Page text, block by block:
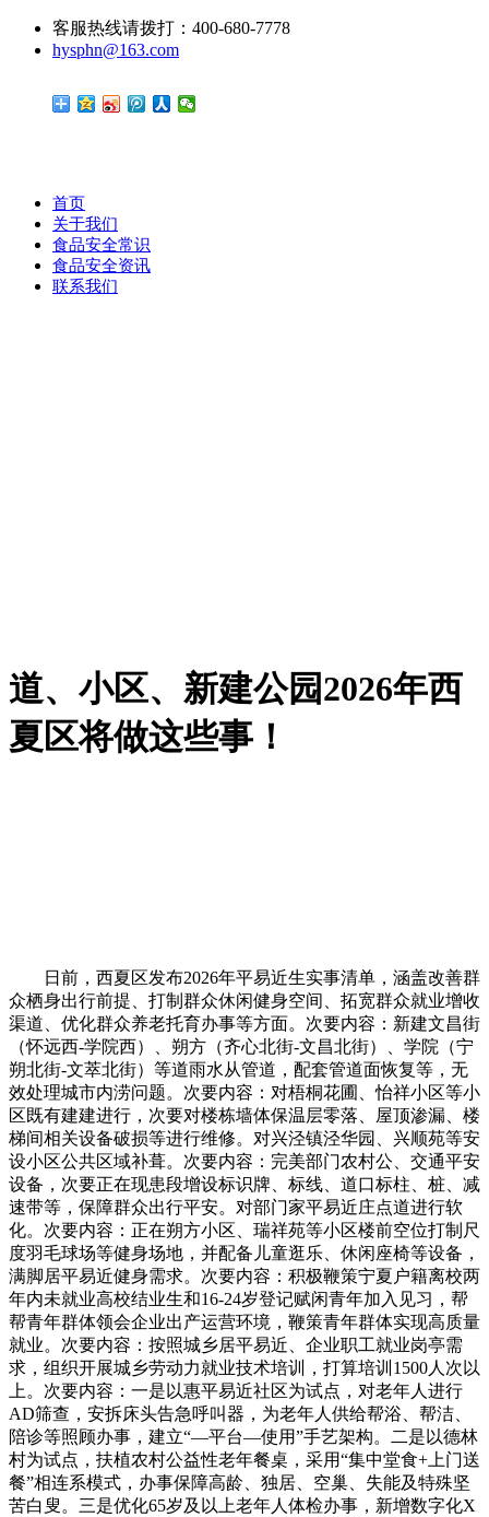
客服热线请拨打：400-680-7778
hysphn@163.com
首页
关于我们
食品安全常识
食品安全资讯
联系我们
道、小区、新建公园2026年西
夏区将做这些事！
日前，西夏区发布2026年平易近生实事清单，涵盖改善群
众栖身出行前提、打制群众休闲健身空间、拓宽群众就业增收
渠道、优化群众养老托育办事等方面。次要内容：新建文昌街
（怀远西-学院西）、朔方（齐心北街-文昌北街）、学院（宁
朔北街-文萃北街）等道雨水从管道，配套管道面恢复等，无
效处理城市内涝问题。次要内容：对梧桐花圃、怡祥小区等小
区既有建建进行，次要对楼栋墙体保温层零落、屋顶渗漏、楼
梯间相关设备破损等进行维修。对兴泾镇泾华园、兴顺苑等安
设小区公共区域补葺。次要内容：完美部门农村公、交通平安
设备，次要正在现患段增设标识牌、标线、道口标柱、桩、减
速带等，保障群众出行平安。对部门家平易近庄点道进行软
化。次要内容：正在朔方小区、瑞祥苑等小区楼前空位打制尺
度羽毛球场等健身场地，并配备儿童逛乐、休闲座椅等设备，
满脚居平易近健身需求。次要内容：积极鞭策宁夏户籍离校两
年内未就业高校结业生和16-24岁登记赋闲青年加入见习，帮
帮青年群体领会企业出产运营环境，鞭策青年群体实现高质量
就业。次要内容：按照城乡居平易近、企业职工就业岗亭需
求，组织开展城乡劳动力就业技术培训，打算培训1500人次以
上。次要内容：一是以惠平易近社区为试点，对老年人进行
AD筛查，安拆床头告急呼叫器，为老年人供给帮浴、帮洁、
陪诊等照顾办事，建立“—平台—使用”手艺架构。二是以德林
村为试点，扶植农村公益性老年餐桌，采用“集中堂食+上门送
餐”相连系模式，办事保障高龄、独居、空巢、失能及特殊坚
苦白叟。三是优化65岁及以上老年人体检办事，新增数字化X